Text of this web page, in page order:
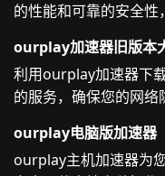
的性能和可靠的安全性
ourplay加速器旧版本
利用ourplay加速器下
的服务，确保您的网络
ourplay电脑版加速器
ourplay主机加速器为